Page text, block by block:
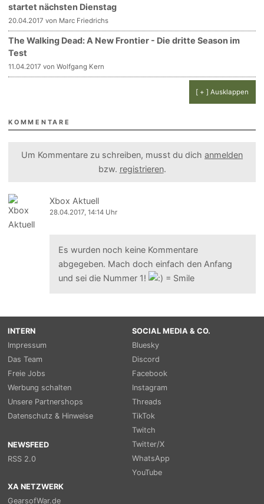
startet nächsten Dienstag
20.04.2017 von Marc Friedrichs
The Walking Dead: A New Frontier - Die dritte Season im
Test
11.04.2017 von Wolfgang Kern
[ + ] Ausklappen
KOMMENTARE
Um Kommentare zu schreiben, musst du dich anmelden
bzw. registrieren.
Xbox Aktuell
28.04.2017, 14:14 Uhr
Es wurden noch keine Kommentare
abgegeben. Mach doch einfach den Anfang
und sei die Nummer 1!
INTERN
Impressum
Das Team
Freie Jobs
Werbung schalten
Unsere Partnershops
Datenschutz & Hinweise
NEWSFEED
RSS 2.0
SOCIAL MEDIA & CO.
Bluesky
Discord
Facebook
Instagram
Threads
TikTok
Twitch
Twitter/X
WhatsApp
YouTube
XA NETZWERK
GearsofWar.de